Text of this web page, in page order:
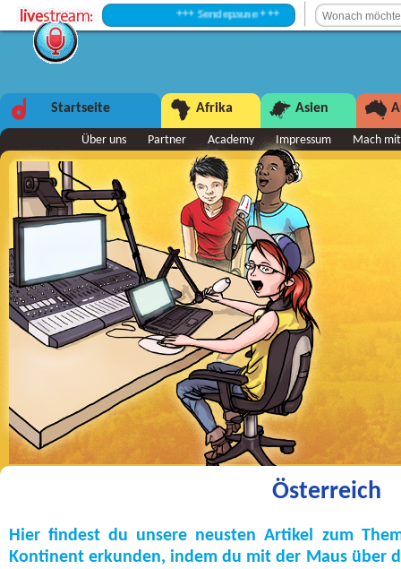
+++ Sendepause +++
Startseite Afrika Asien
Über uns Partner Academy Impressum Mach mit
Österreich
Hier findest du unsere neusten Artikel zum
Kontinent erkunden, indem du mit der Maus über